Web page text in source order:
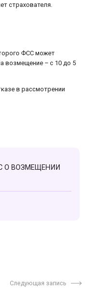
страхователя.
ФСС может
возмещение – с 10 до 5
в рассмотрении
О ВОЗМЕЩЕНИИ
Следующая запись